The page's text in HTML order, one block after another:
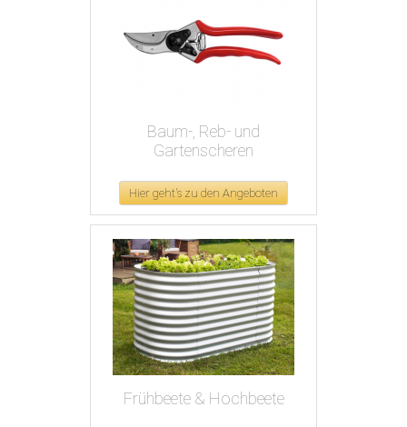
Baum-, Reb- und
Gartenscheren
Hier geht's zu den Angeboten
Frühbeete & Hochbeete